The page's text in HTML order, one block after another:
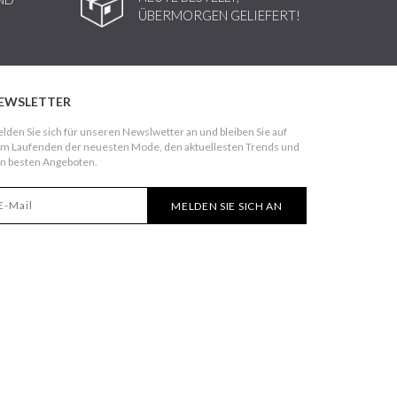
ÜBERMORGEN GELIEFERT!
Sie sich für unseren Newslwetter an und bleiben Sie auf
Laufenden der neuesten Mode, den aktuellesten Trends und
besten Angeboten.
MELDEN SIE SICH AN